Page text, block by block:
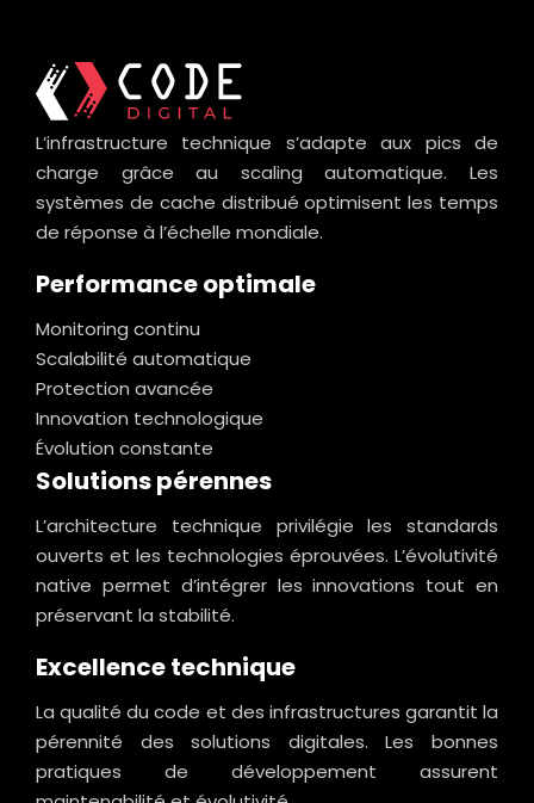
L’infrastructure technique s’adapte aux pics de
charge grâce au scaling automatique. Les
systèmes de cache distribué optimisent les temps
de réponse à l’échelle mondiale.
Performance optimale
Monitoring continu
Scalabilité automatique
Protection avancée
Innovation technologique
Évolution constante
Solutions pérennes
L’architecture technique privilégie les standards
ouverts et les technologies éprouvées. L’évolutivité
native permet d’intégrer les innovations tout en
préservant la stabilité.
Excellence technique
La qualité du code et des infrastructures garantit la
pérennité des solutions digitales. Les bonnes
pratiques de développement assurent